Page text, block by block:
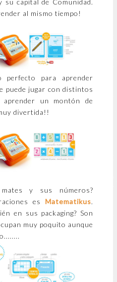
su capital de Comunidad.
al mismo tiempo!
perfecto para aprender
puede jugar con distintos
un montón de
divertida!!
y sus números?
es Matematikus.
en sus packaging? Son
muy poquito aunque